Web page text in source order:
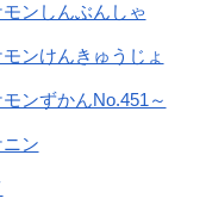
モンしんぶんしゃ
ンけんきゅうじょ
ンずかんNo.451～
ニン